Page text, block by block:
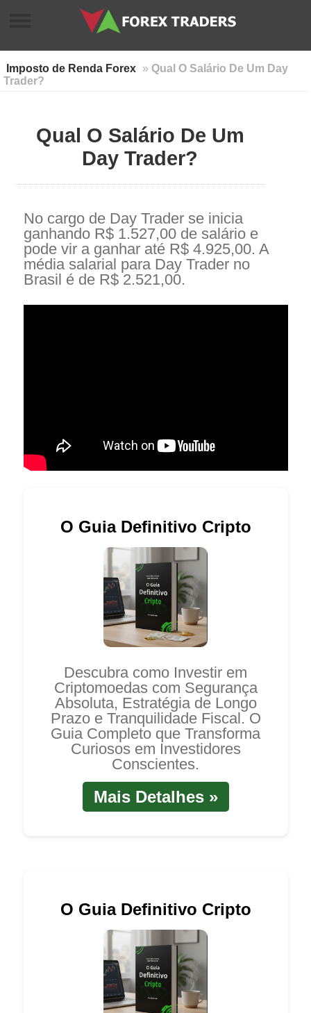
Imposto de Renda Forex » Qual O Salário De Um Day
Trader?
Qual O Salário De Um
Day Trader?
No cargo de Day Trader se inicia
ganhando R$ 1.527,00 de salário e
pode vir a ganhar até R$ 4.925,00. A
média salarial para Day Trader no
Brasil é de R$ 2.521,00.
O Guia Definitivo Cripto
Descubra como Investir em
Criptomoedas com Segurança
Absoluta, Estratégia de Longo
Prazo e Tranquilidade Fiscal. O
Guia Completo que Transforma
Curiosos em Investidores
Conscientes.
Mais Detalhes »
O Guia Definitivo Cripto